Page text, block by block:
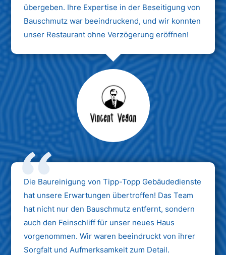
übergeben. Ihre Expertise in der Beseitigung von
Bauschmutz war beeindruckend, und wir konnten
unser Restaurant ohne Verzögerung eröffnen!
Max Mustermann
Unternehmen AG
Die Baureinigung von Tipp-Topp Gebäudedienste
hat unsere Erwartungen übertroffen! Das Team
hat nicht nur den Bauschmutz entfernt, sondern
auch den Feinschliff für unser neues Haus
vorgenommen. Wir waren beeindruckt von ihrer
Sorgfalt und Aufmerksamkeit zum Detail.